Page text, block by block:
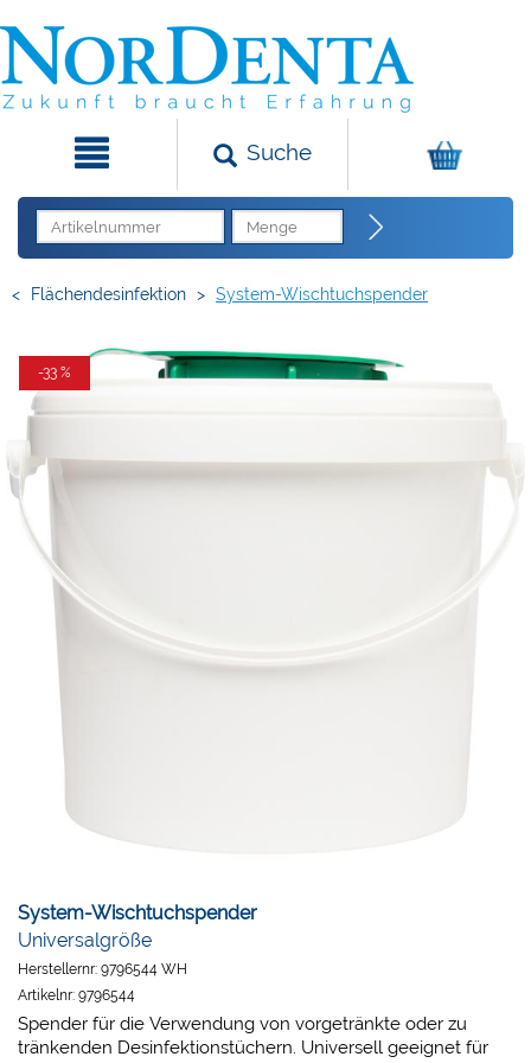
Suche
< Flächendesinfektion > System-Wischtuchspender
-33 %
System-Wischtuchspender
Universalgröße
Herstellernr: 9796544 WH
Artikelnr: 9796544
Spender für die Verwendung von vorgetränkte oder zu
tränkenden Desinfektionstüchern. Universell geeignet für